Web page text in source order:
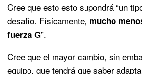
Cree que esto esto supondrá “un
desafío. Físicamente, mucho
fuerza G”.
Cree que el mayor cambio, sin
equipo, que tendrá que saber